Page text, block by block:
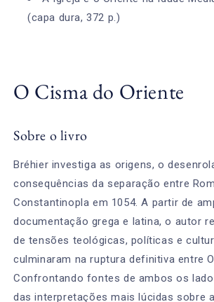
(capa dura, 372 p.)
O Cisma do Oriente
Sobre o livro
Bréhier investiga as origens, o
consequências da separação entre
Constantinopla em 1054. A partir de
documentação grega e latina, o autor
de tensões teológicas, políticas e
culminaram na ruptura definitiva entre
Confrontando fontes de ambos os
das interpretações mais lúcidas sobre